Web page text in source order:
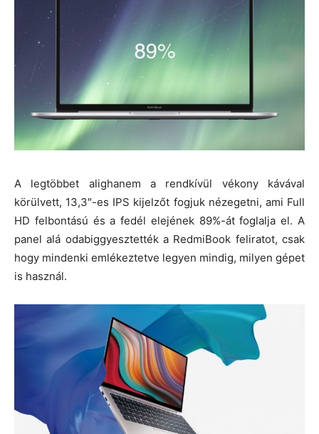
A legtöbbet alighanem a rendkívül vékony kávával
körülvett, 13,3″-es IPS kijelzőt fogjuk nézegetni, ami Full
HD felbontású és a fedél elejének 89%-át foglalja el. A
panel alá odabiggyesztették a RedmiBook feliratot, csak
hogy mindenki emlékeztetve legyen mindig, milyen gépet
is használ.